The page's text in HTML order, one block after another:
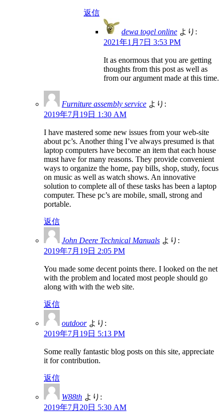
返信
dewa togel online より:
2021年1月7日 3:53 PM
It as enormous that you are getting
thoughts from this post as well as
from our argument made at this time.
Furniture assembly service より:
2019年7月19日 1:30 AM
I have mastered some new issues from your web-site
about pc’s. Another thing I’ve always presumed is that
laptop computers have become an item that each house
must have for many reasons. They provide convenient
ways to organize the home, pay bills, shop, study, focus
on music as well as watch shows. An innovative
solution to complete all of these tasks has been a laptop
computer. These pc’s are mobile, small, strong and
portable.
返信
John Deere Technical Manuals より:
2019年7月19日 2:05 PM
You made some decent points there. I looked on the net
with the problem and located most people should go
along with with the web site.
返信
outdoor より:
2019年7月19日 5:13 PM
Some really fantastic blog posts on this site, appreciate
it for contribution.
返信
W88th より:
2019年7月20日 5:30 AM